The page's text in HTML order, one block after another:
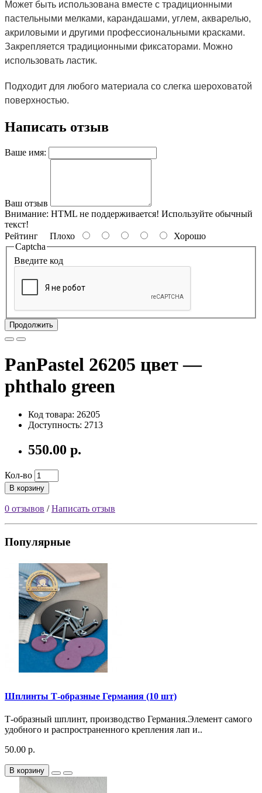
Может быть использована вместе с традиционными
пастельными мелками, карандашами, углем, акварелью,
акриловыми и другими профессиональными красками.
Закрепляется традиционными фиксаторами. Можно
использовать ластик.
Подходит для любого материала со слегка шероховатой
поверхностью.
Написать отзыв
Ваше имя:
Ваш отзыв
Внимание: HTML не поддерживается! Используйте обычный
текст!
Рейтинг Плохо
Хорошо
Captcha
Введите код
Продолжить
PanPastel 26205 цвет —
phthalo green
Код товара: 26205
Доступность: 2713
550.00 р.
Кол-во
В корзину
0 отзывов /Написать отзыв
Популярные
Шплинты Т-образные Германия (10 шт)
Т-образный шплинт, производство Германия.Элемент самого
удобного и распространенного крепления лап и..
50.00 р.
В корзину